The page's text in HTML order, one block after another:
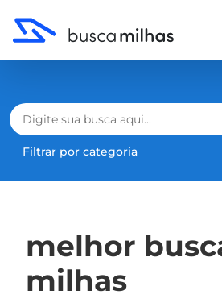
Filtrar por categoria
melhor
milhas